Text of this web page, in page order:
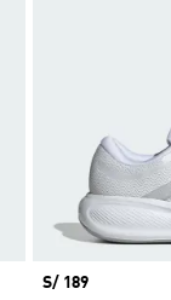
Precio
S/ 189